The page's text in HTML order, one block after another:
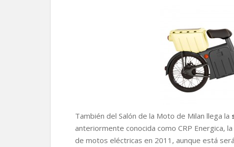
También del Salón de la Moto de Milan llega la
anteriormente conocida como CRP Energica,
de motos eléctricas en 2011, aunque está